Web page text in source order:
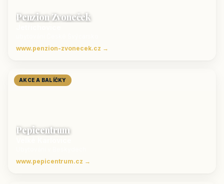
Penzion Zvoneček
www.penzion-zvonecek.cz →
AKCE A BALÍČKY
Pepicentrum
www.pepicentrum.cz →